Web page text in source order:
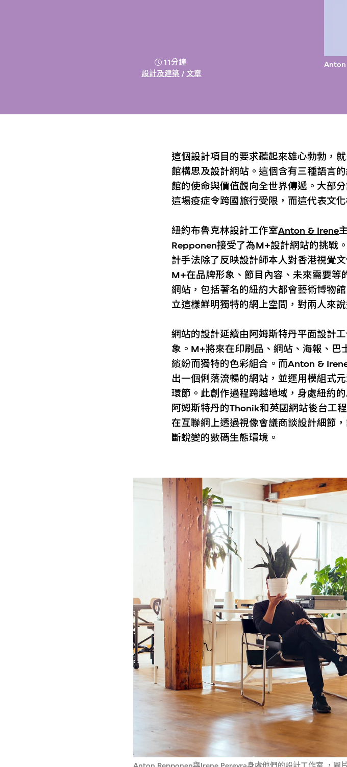
11分鐘
設計及建築 / 文章
Anton
這個設計項目的要求聽起來雄心勃勃，
館構思及設計網站。這個含有三種語言
館的使命與價值觀向全世界傳遞。大部
這場疫症令跨國旅行受限，而這代表文
紐約布魯克林設計工作室Anton & Irene
Repponen接受了為M+設計網站的挑戰
計手法除了反映設計師本人對香港視覺
M+在品牌形象、節目內容、未來需要等
網站，包括著名的紐約大都會藝術博物
立這樣鮮明獨特的網上空間，對兩人來說
網站的設計延續由阿姆斯特丹平面設計
象。M+將來在印刷品、網站、海報、巴
繽紛而獨特的色彩組合。而Anton &
出一個俐落流暢的網站，並運用模組式
環節。此創作過程跨越地域，身處紐約
阿姆斯特丹的Thonik和英國網站後台工
在互聯網上透過視像會議商談設計細節
斷蛻變的數碼生態環境。